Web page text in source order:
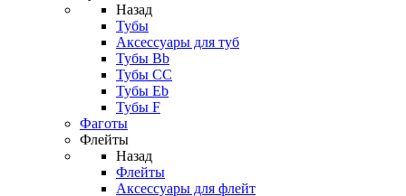
Назад
Тубы
Аксессуары для туб
Тубы Bb
Тубы CC
Тубы Eb
Тубы F
Фаготы
Флейты
Назад
Флейты
Аксессуары для флейт